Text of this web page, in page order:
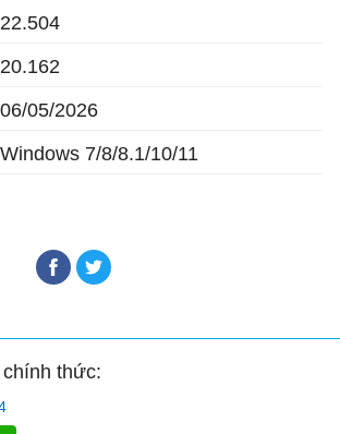
22.504
20.162
06/05/2026
Windows 7/8/8.1/10/11
cho Android
thức: